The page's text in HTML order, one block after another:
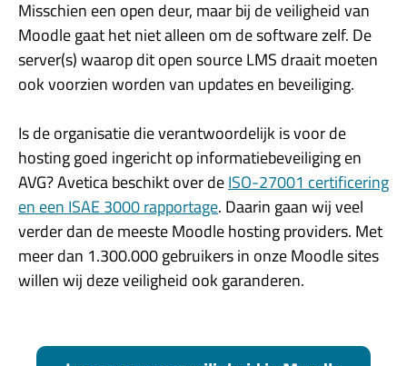
Misschien een open deur, maar bij de veiligheid van
Moodle gaat het niet alleen om de software zelf. De
server(s) waarop dit open source LMS draait moeten
ook voorzien worden van updates en beveiliging.
Is de organisatie die verantwoordelijk is voor de
hosting goed ingericht op informatiebeveiliging en
AVG? Avetica beschikt over deISO-27001 certificering
en een ISAE 3000 rapportage. Daarin gaan wij veel
verder dan de meeste Moodle hosting providers. Met
meer dan 1.300.000 gebruikers in onze Moodle sites
willen wij deze veiligheid ook garanderen.